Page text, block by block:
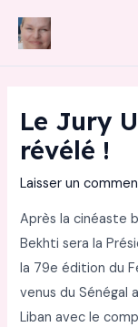
Le Jury
révélé !
Laisser un
Après la cinéaste
Bekhti sera la
la 79e édition du
venus du Sénégal
Liban avec le